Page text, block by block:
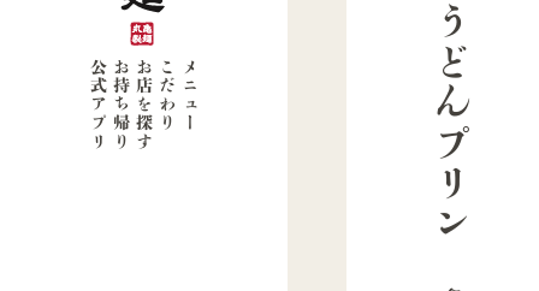
メニュー
こだわり
お店を探す
お持ち帰り
公式アプリ